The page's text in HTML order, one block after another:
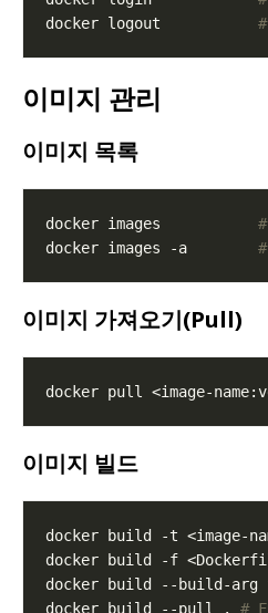
docker logout
이미지 관리
이미지 목록
docker images
docker images -a
이미지 가져오기(Pull)
docker pull <image-
이미지 빌드
docker build -t <image-
docker build -f
docker build --build-arg
docker build --pull . #